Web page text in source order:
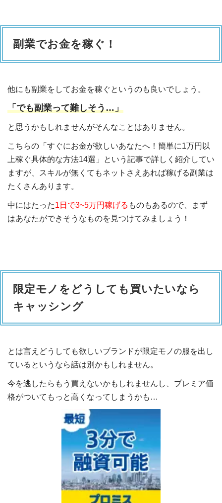
副業でお金を稼ぐ！
他にも副業をしてお金を稼ぐというのも良いでしょう。
「でも副業って難しそう…」
と思うかもしれませんがそんなことはありません。
こちらの「すぐにお金が欲しいあなたへ！簡単に1万円以
上稼ぐ具体的な方法14選」という記事で詳しく紹介してい
ますが、スキルが無くてもネットさえあれば稼げる副業は
たくさんあります。
中にはたった1日で3~5万円稼げる ものもあるので、まず
はあなたができそうなものを見つけてみましょう！
限定モノをどうしても買いたいなら
キャッシング
とは言えどうしても欲しいブランドが限定モノの服を出し
ているというなら話は別かもしれません。
今を逃したらもう買えないかもしれませんし、プレミア価
格がついてもっと高くなってしまうかも…